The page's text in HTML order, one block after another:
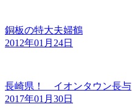
銅板の特大夫婦鶴
2012年01月24日
長崎県！ イオンタウン長与
2017年01月30日